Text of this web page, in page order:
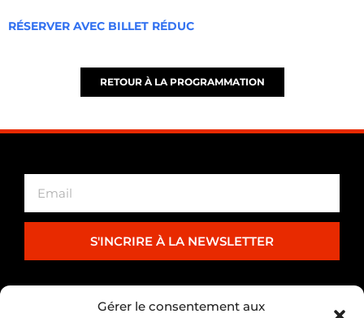
Gérer le consentement aux
RÉSERVER AVEC BILLET RÉDUC
RETOUR À LA PROGRAMMATION
S'INCRIRE À LA NEWSLETTER
PARTENARIAT